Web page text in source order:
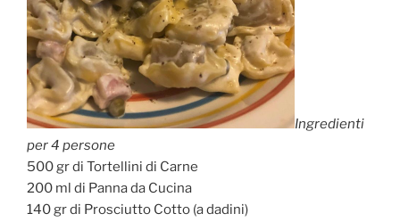
Ingredienti
per 4 persone
500 gr di Tortellini di Carne
200 ml di Panna da Cucina
140 gr di Prosciutto Cotto (a dadini)